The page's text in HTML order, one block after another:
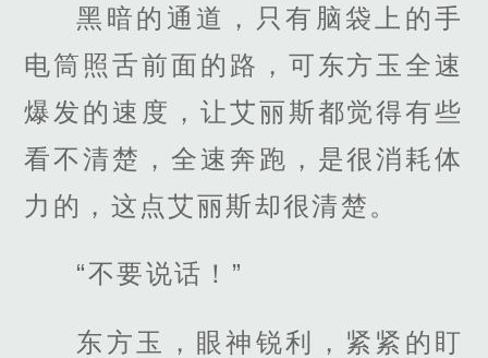
黑暗的通道，只有脑袋上的手
电筒照舌前面的路，可东方玉全速
爆发的速度，让艾丽斯都觉得有些
看不清楚，全速奔跑，是很消耗体
力的，这点艾丽斯却很清楚。
“不要说话！”
东方玉，眼神锐利，紧紧的盯